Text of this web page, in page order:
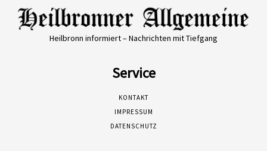
Heilbronn informiert – Nachrichten mit Tiefgang
Service
KONTAKT
IMPRESSUM
DATENSCHUTZ